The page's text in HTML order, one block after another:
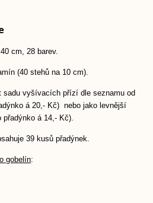
cm, 28 barev.
(40 stehů na 10 cm).
sadu vyšívacích přízí dle seznamu od
á 20,- Kč) nebo jako levnější
á 14,- Kč).
39 kusů přadýnek.
gobelín: